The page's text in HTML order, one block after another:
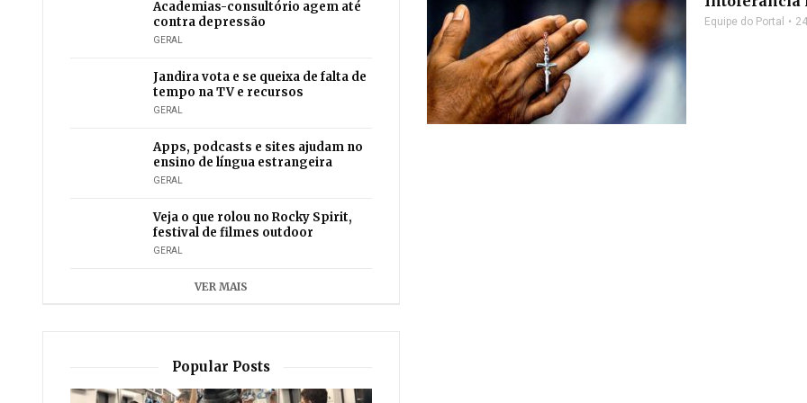
Equipe do Portal
Academias-consultório agem até
contra depressão
GERAL
Jandira vota e se queixa de falta de
tempo na TV e recursos
GERAL
Apps, podcasts e sites ajudam no
ensino de língua estrangeira
GERAL
Veja o que rolou no Rocky Spirit,
festival de filmes outdoor
GERAL
VER MAIS
Popular Posts